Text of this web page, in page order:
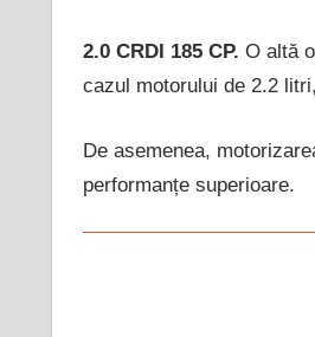
2.0 CRDI 185 CP. O altă
cazul motorului de 2.2
De asemenea,
performanțe superioare.